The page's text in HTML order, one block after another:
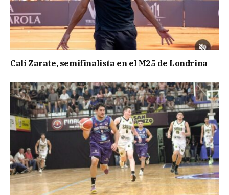
Cali Zarate, semifinalista en el M25 de Londrina